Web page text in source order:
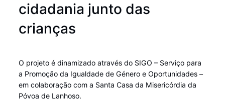
cidadania junto das
crianças
O projeto é dinamizado através do SIGO – Serviço para
a Promoção da Igualdade de Género e Oportunidades –
em colaboração com a Santa Casa da Misericórdia da
Póvoa de Lanhoso.